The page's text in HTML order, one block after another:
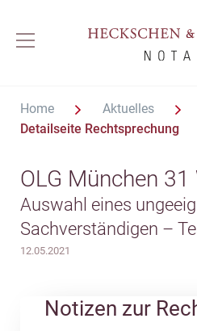
Home Aktuelles
Detailseite Rechtsprechung
OLG München
Auswahl eines
Sachverständigen –
12.05.2021
Notizen zur